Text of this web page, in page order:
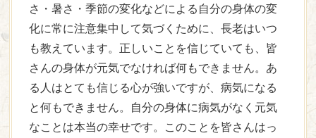
さ・暑さ・季節の変化などによる自分の身体の変
化に常に注意集中して気づくために、長老はいつ
も教えています。正しいことを信じていても、皆
さんの身体が元気でなければ何もできません。あ
る人はとても信じる心が強いですが、病気になる
と何もできません。自分の身体に病気がなく元気
なことは本当の幸せです。このことを皆さんはっ